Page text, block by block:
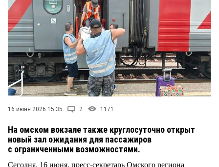
16 июня 2026 15:35 2 1171
На омском вокзале также круглосуточно открыт
новый зал ожидания для пассажиров
с ограниченными возможностями.
Сегодня, 16 июня, пресс-секретарь Омского региона